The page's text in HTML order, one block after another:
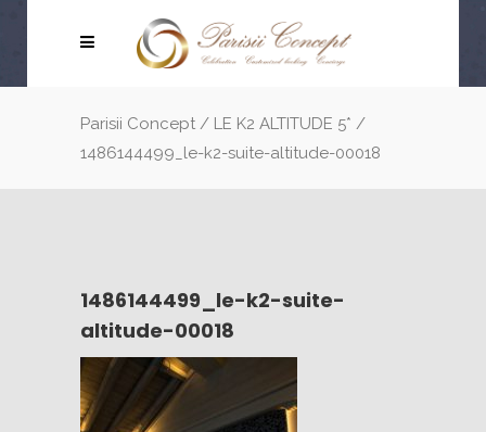
Parisii Concept / LE K2 ALTITUDE 5* /
1486144499_le-k2-suite-altitude-00018
1486144499_le-k2-suite-
altitude-00018